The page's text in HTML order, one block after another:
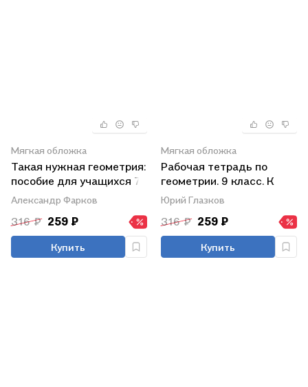
Мягкая обложка
Такая нужная геометрия:
пособие для учащихся 7-
9 классов
Александр Фарков
316 ₽ 259 ₽
Купить
Мягкая обложка
Рабочая тетрадь по
геометрии. 9 класс. К
учебнику Л.С. Атанасяна
и др. "Геометрия. 7-9
классы" (М.:
Просвещение)
Юрий Глазков
316 ₽ 259 ₽
Купить